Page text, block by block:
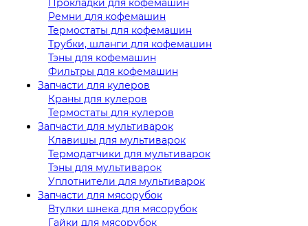
Прокладки для кофемашин
Ремни для кофемашин
Термостаты для кофемашин
Трубки, шланги для кофемашин
Тэны для кофемашин
Фильтры для кофемашин
Запчасти для кулеров
Краны для кулеров
Термостаты для кулеров
Запчасти для мультиварок
Клавишы для мультиварок
Термодатчики для мультиварок
Тэны для мультиварок
Уплотнители для мультиварок
Запчасти для мясорубок
Втулки шнека для мясорубок
Гайки для мясорубок